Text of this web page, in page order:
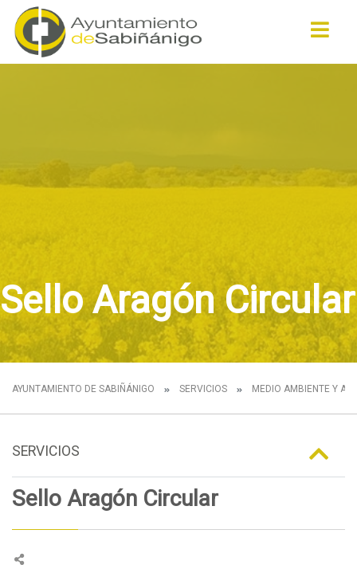
Sello Aragón Circular
AYUNTAMIENTO DE SABIÑÁNIGO SERVICIOS MEDIO AMBIENTE Y
SERVICIOS
Sello Aragón Circular